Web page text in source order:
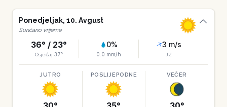
Ponedjeljak, 10. Avgust
Sunčano vrijeme
36° / 23°
Osjećaj 37°
0%
0.0 mm/h
3 m/s
JZ
JUTRO POSLIJEPODNE VEČER